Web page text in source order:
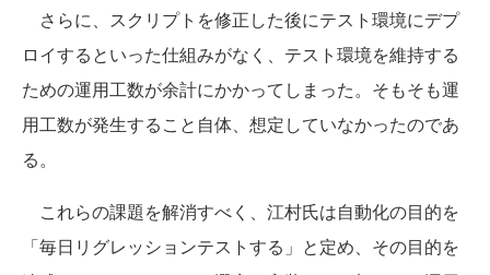
さらに、スクリプトを修正した後にテスト環境にデプ
ロイするといった仕組みがなく、テスト環境を維持する
ための運用工数が余計にかかってしまった。そもそも運
用工数が発生すること自体、想定していなかったのであ
る。
これらの課題を解消すべく、江村氏は自動化の目的を
「毎日リグレッションテストする」と定め、その目的を